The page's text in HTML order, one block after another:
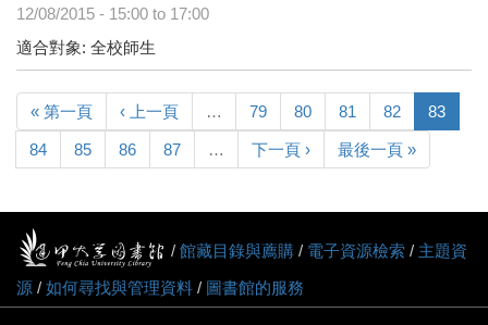
12/08/2015 - 15:00 to 17:00
適合對象: 全校師生
« 第一頁 ‹ 上一頁 … 79 80 81 82 83
84 85 86 87 … 下一頁 › 最後一頁 »
/ 館藏目錄與薦購 / 電子資源檢索 / 主題資
源 / 如何尋找與管理資料 / 圖書館的服務